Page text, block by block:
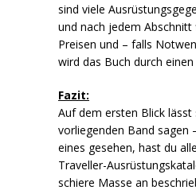
sind viele
und nach jedem
Preisen und – falls
wird das Buch durch
Fazit:
Auf dem ersten Blick
vorliegenden Band sagen
eines gesehen, hast du
Traveller-
schiere Masse an